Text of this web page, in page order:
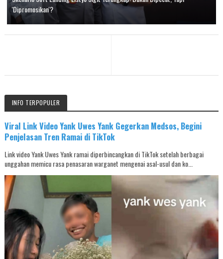
'Dipromosikan'?
INFO TERPOPULER
Viral Link Video Yank Uwes Yank Gegerkan Medsos, Begini
Penjelasan Tren Ramai di TikTok
Link video Yank Uwes Yank ramai diperbincangkan di TikTok setelah berbagai
unggahan memicu rasa penasaran warganet mengenai asal-usul dan ko...